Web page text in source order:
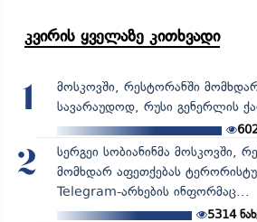
კვირის ყველაზე კითხვადი
1
მოსკოვში, რესტორანში
სავარაუდოდ, რუსი გენერლის
2
სერგეი სობიანინმა მოსკოვში,
მომხდარ აფეთქებას
Telegram-არხების ინფორმაც...
5314